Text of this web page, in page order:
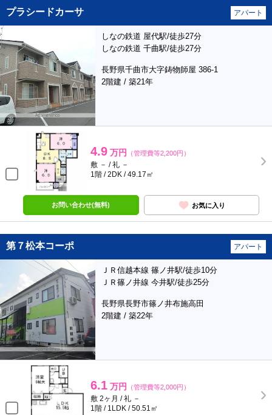
プラシードカーサ アパート
しなの鉄道 屋代駅/徒歩27分
しなの鉄道 千曲駅/徒歩27分
長野県千曲市大字鋳物師屋 386-1
2階建 / 築21年
4.9 万円 （管理費等2,200円）
敷 － / 礼 －
1階 / 2DK / 49.17㎡
お問い合わせ(無料) お気に入り
第７松本コーポ アパート
ＪＲ信越本線 篠ノ井駅/徒歩10分
ＪＲ篠ノ井線 今井駅/徒歩25分
長野県長野市篠ノ井布施高田
2階建 / 築22年
6.1 万円 （管理費等2,000円）
敷 2ヶ月 / 礼 －
1階 / 1LDK / 50.51㎡